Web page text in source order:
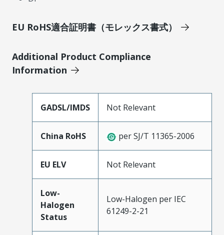
EU RoHS適合証明書（モレックス書式）
Additional Product Compliance
Information
GADSL/IMDS Not Relevant
China RoHS per SJ/T 11365-2006
EU ELV Not Relevant
Low-
Halogen
Status
Low-Halogen per IEC
61249-2-21